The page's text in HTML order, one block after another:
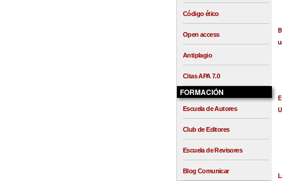
Código ético
Open access
Antiplagio
Citas APA 7.0
FORMACIÓN
Escuela de Autores
Club de Editores
Escuela de Revisores
Blog Comunicar